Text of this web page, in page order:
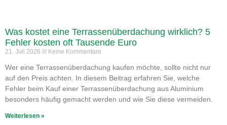
Was kostet eine Terrassenüberdachung wirklich? 5
Fehler kosten oft Tausende Euro
21. Juli 2026 Keine Kommentare
Wer eine Terrassenüberdachung kaufen möchte, sollte nicht nur
auf den Preis achten. In diesem Beitrag erfahren Sie, welche
Fehler beim Kauf einer Terrassenüberdachung aus Aluminium
besonders häufig gemacht werden und wie Sie diese vermeiden.
Weiterlesen »